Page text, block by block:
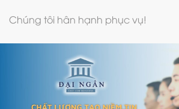
Chúng tôi hân hạnh phục vụ!